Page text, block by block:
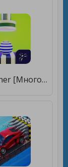
Ball Crusher [Много монет]